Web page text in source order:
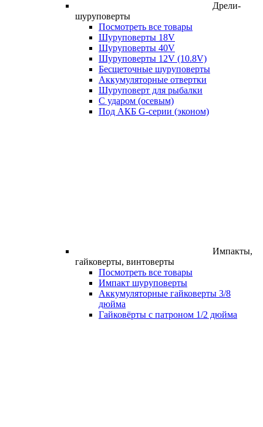
Дрели-
шуруповерты
Посмотреть все товары
Шуруповерты 18V
Шуруповерты 40V
Шуруповерты 12V (10.8V)
Бесщеточные шуруповерты
Аккумуляторные отвертки
Шуруповерт для рыбалки
С ударом (осевым)
Под АКБ G-серии (эконом)
Импакты,
гайковерты, винтоверты
Посмотреть все товары
Импакт шуруповерты
Аккумуляторные гайковерты 3/8
дюйма
Гайковёрты с патроном 1/2 дюйма